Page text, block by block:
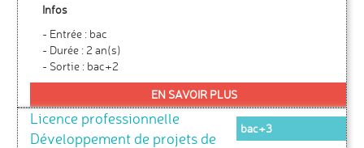
Infos
- Entrée : bac
- Durée : 2 an(s)
- Sortie : bac+2
EN SAVOIR PLUS
Licence professionnelle
Développement de projets de
bac+3